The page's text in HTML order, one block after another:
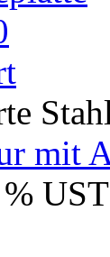
mit